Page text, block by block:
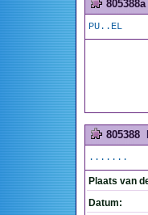
805388a
PU..EL
805388
.......
Plaats van
Datum: